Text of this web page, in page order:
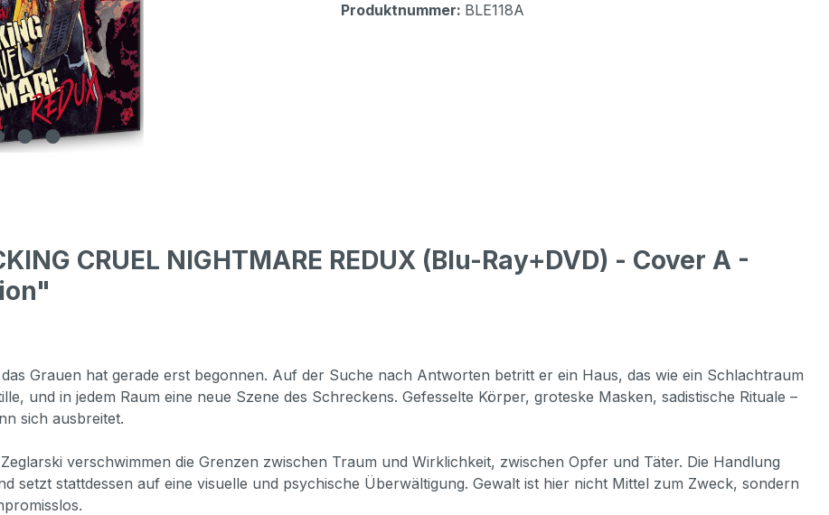
Produktnummer: BLE118A
CRUEL NIGHTMARE REDUX (Blu-Ray+DVD) - Cover A -
Grauen hat gerade erst begonnen. Auf der Suche nach Antworten betritt er ein Haus, das wie ein Schlachtraum
und in jedem Raum eine neue Szene des Schreckens. Gefesselte Körper, groteske Masken, sadistische Rituale –
sich ausbreitet.
verschwimmen die Grenzen zwischen Traum und Wirklichkeit, zwischen Opfer und Täter. Die Handlung
setzt stattdessen auf eine visuelle und psychische Überwältigung. Gewalt ist hier nicht Mittel zum Zweck, sondern